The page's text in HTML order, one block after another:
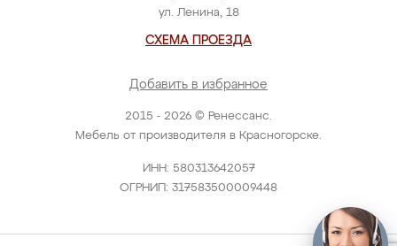
2015 - 2026 © Ренессанс.
Мебель от производителя в Красногорске.
ИНН: 580313642057
ОГРНИП: 317583500009448
ул. Ленина, 18
СХЕМА ПРОЕЗДА
Добавить в избранное